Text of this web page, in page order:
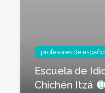
profesores de
Escuela de
Chichén Itzá